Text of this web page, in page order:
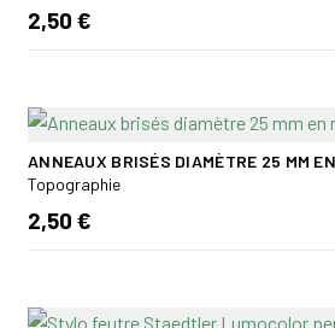
2,50 €
ANNEAUX BRISÉS DIAMÈTRE 25 MM
Topographie
2,50 €